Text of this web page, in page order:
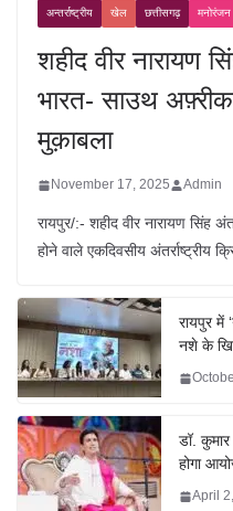
अन्तर्राष्ट्रीय खेल छत्तीसगढ़ मनोरंजन
शहीद वीर नारायण
भारत- साउथ
मुक़ाबला
November 17, 2025 Admin
रायपुर/:- शहीद वीर नारायण सिंह
होने वाले एकदिवसीय अंतर्राष्ट्रीय
रायपुर में
नशे के
डॉ.
होगा
April